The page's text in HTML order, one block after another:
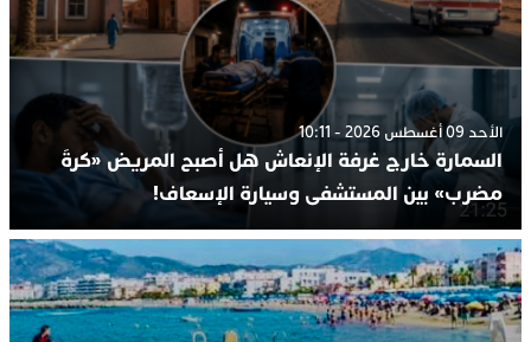
الأحد 09 أغسطس 2026 - 10:11
السمارة خارج غرفة الإنعاش هل أصبح المريض «كرةَ
مضرب» بين المستشفى وسيارة الإسعاف!